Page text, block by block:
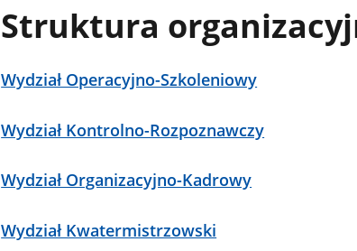
Struktura
Wydział Operacyjno-Szkoleniowy
Wydział Kontrolno-Rozpoznawczy
Wydział Organizacyjno-Kadrowy
Wydział Kwatermistrzowski